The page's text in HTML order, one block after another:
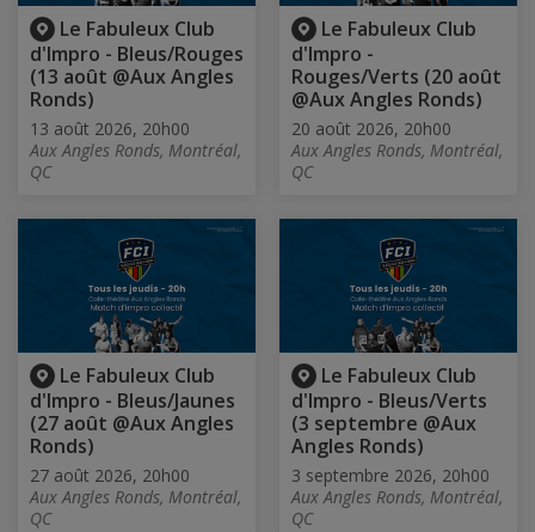
Le Fabuleux Club
d'Impro - Bleus/Rouges
(13 août @Aux Angles
Ronds)
13 août 2026, 20h00
Aux Angles Ronds, Montréal,
QC
Le Fabuleux Club
d'Impro -
Rouges/Verts (20 août
@Aux Angles Ronds)
20 août 2026, 20h00
Aux Angles Ronds, Montréal,
QC
Le Fabuleux Club
d'Impro - Bleus/Jaunes
(27 août @Aux Angles
Ronds)
27 août 2026, 20h00
Aux Angles Ronds, Montréal,
QC
Le Fabuleux Club
d'Impro - Bleus/Verts
(3 septembre @Aux
Angles Ronds)
3 septembre 2026, 20h00
Aux Angles Ronds, Montréal,
QC